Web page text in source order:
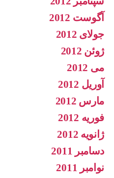
آگوست 2012
جولای 2012
ژوئن 2012
می 2012
آوریل 2012
مارس 2012
فوریه 2012
ژانویه 2012
دسامبر 2011
نوامبر 2011